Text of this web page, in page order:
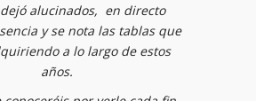
alucinados, en directo
y se nota las tablas que
a lo largo de estos
años.